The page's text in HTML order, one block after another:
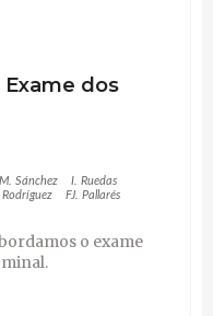
dos
Sánchez
I. Ruedas
FJ. Pallarés
o exame